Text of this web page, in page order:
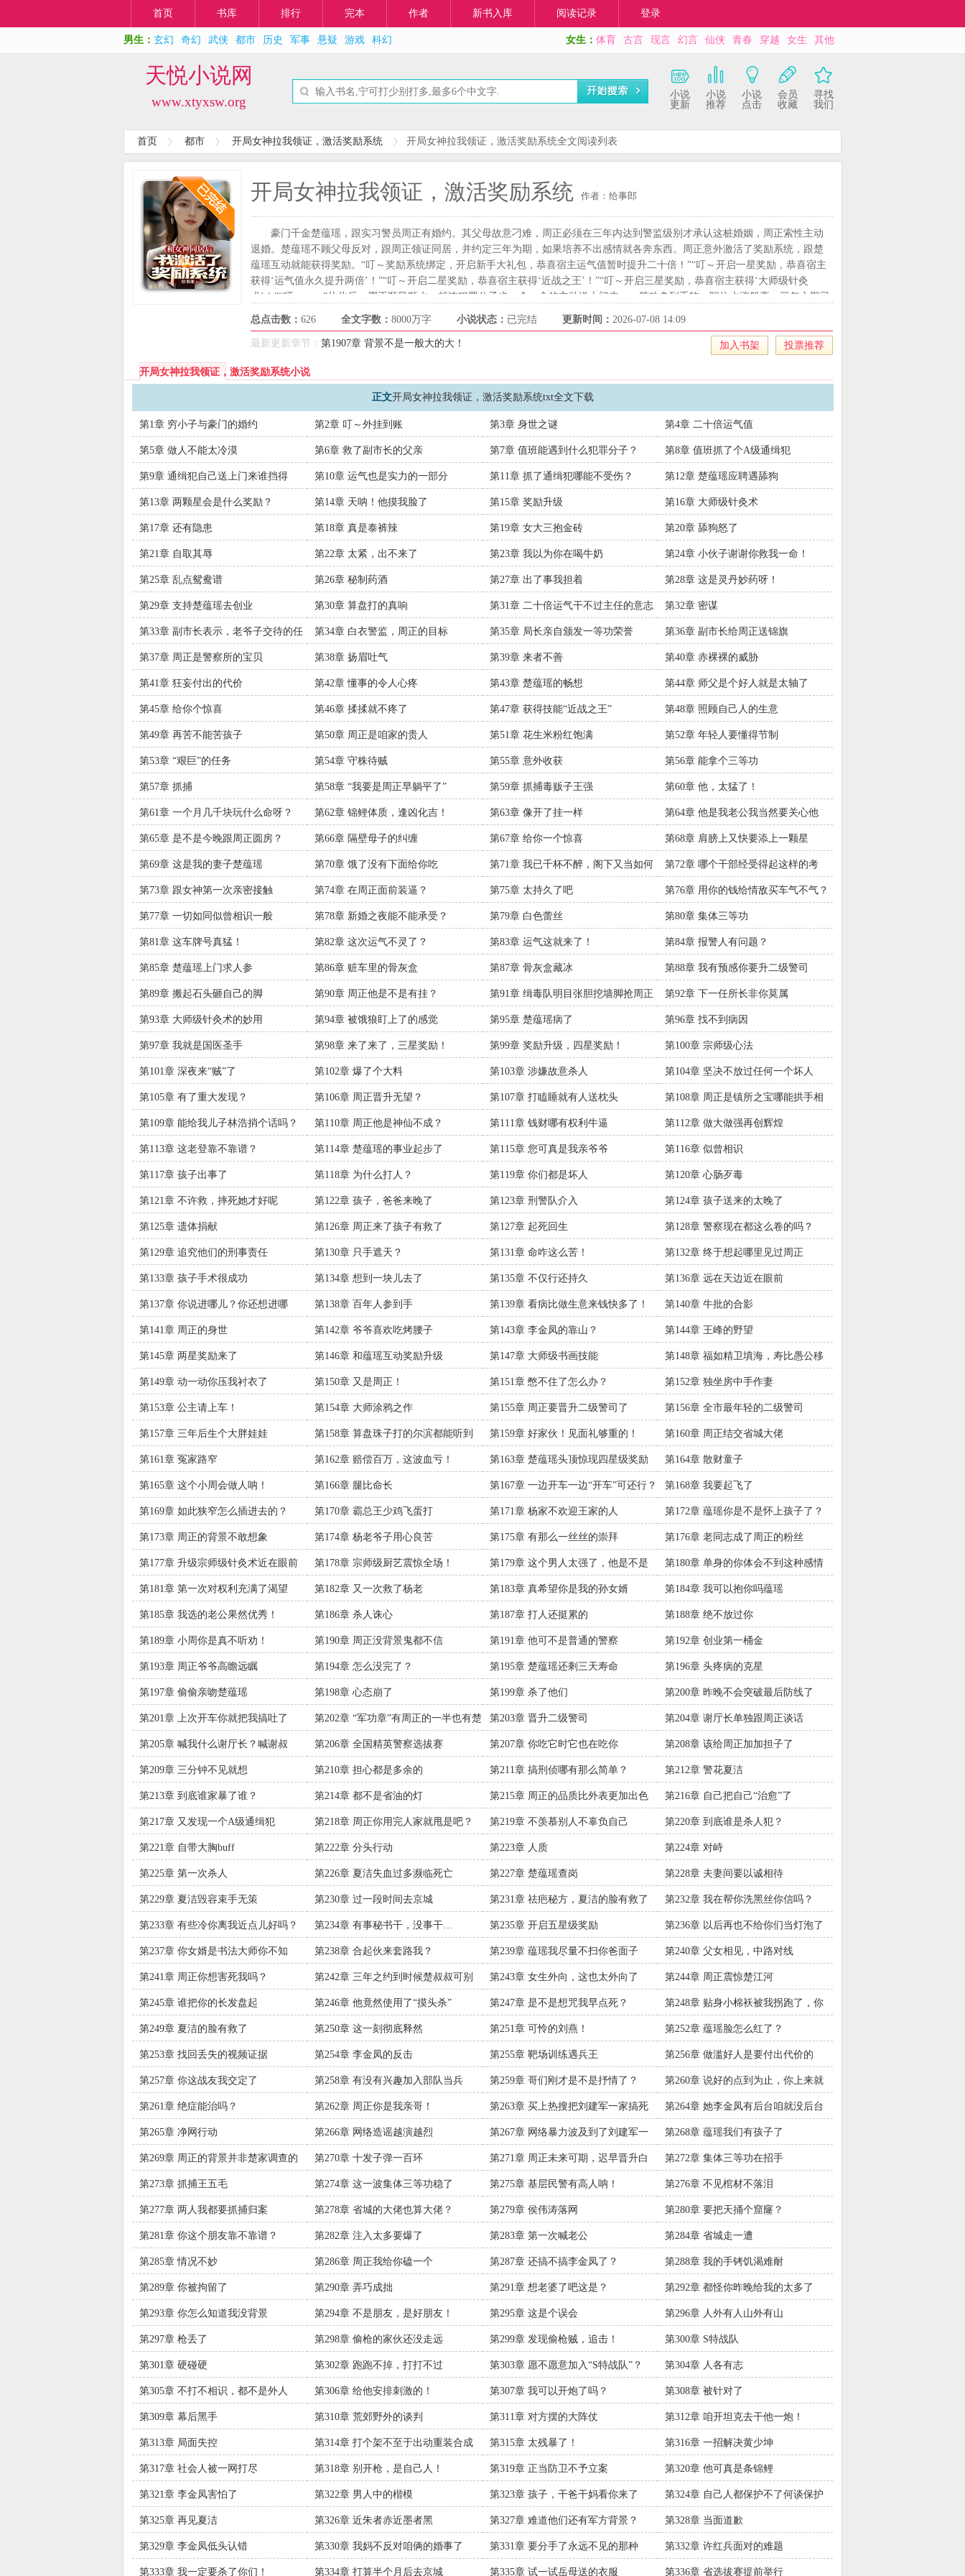
首页 书库 排行 完本 作者 新书入库 阅读记录 登录
男生： 玄幻 奇幻 武侠 都市 历史 军事 悬疑 游戏 科幻 女生： 体育 古言 现言 幻言 仙侠 青春 穿越 女生 其他
天悦小说网
www.xtyxsw.org
小说
更新
小说
推荐
小说
点击
会员
收藏
寻找
我们
首页 都市 开局女神拉我领证，激活奖励系统 开局女神拉我领证，激活奖励系统全文阅读列表
开局女神拉我领证，激活奖励系统 作者：给事郎
豪门千金楚蕴瑶，跟实习警员周正有婚约。其父母故意刁难，周正必须在三年内达到警监级别才承认这桩婚姻，周正索性主动
退婚。楚蕴瑶不顾父母反对，跟周正领证同居，并约定三年为期，如果培养不出感情就各奔东西。周正意外激活了奖励系统，跟楚
蕴瑶互动就能获得奖励。“叮～奖励系统绑定，开启新手大礼包，恭喜宿主运气值暂时提升二十倍！”“叮～开启一星奖励，恭喜宿主
获得‘运气值永久提升两倍’！”“叮～开启二星奖励，恭喜宿主获得‘近战之王’！”“叮～开启三星奖励，恭喜宿主获得‘大师级针灸
术’！”“叮～……”从此后，周正顺风顺水，就连犯罪分子也一个一个的主动送上门来，一等功拿到手软，职位水涨船高。三年之期已
到，周正带着怀着自己孩子的楚蕴瑶来到了楚家，白衬衣肩章上的松枝和十字星花熠熠生辉！楚蕴瑶的父母偶然得知周正真正的身
世，不禁更加震惊…
Tags：开局女神拉我领证，激活奖励系统、
、开局女神拉我领证，激活奖
激活奖励系统全文阅读
总点击数： 626 全文字数： 8000万字 小说状态： 已完结 更新时间： 2026-07-08 14:09
加入书架 投票推荐
最新更新章节： 第1907章 背景不是一般大的大！
开局女神拉我领证，激活奖励系统小说
正文开局女神拉我领证，激活奖励系统txt全文下载
第1章 穷小子与豪门的婚约 第2章 叮～外挂到账 第3章 身世之谜 第4章 二十倍运气值
第5章 做人不能太冷漠 第6章 救了副市长的父亲 第7章 值班能遇到什么犯罪分子？ 第8章 值班抓了个A级通缉犯
第9章 通缉犯自己送上门来谁挡得
住？
第10章 运气也是实力的一部分 第11章 抓了通缉犯哪能不受伤？ 第12章 楚蕴瑶应聘遇舔狗
第13章 两颗星会是什么奖励？ 第14章 天呐！他摸我脸了 第15章 奖励升级 第16章 大师级针灸术
第17章 还有隐患 第18章 真是泰裤辣 第19章 女大三抱金砖 第20章 舔狗怒了
第21章 自取其辱 第22章 太紧，出不来了 第23章 我以为你在喝牛奶 第24章 小伙子谢谢你救我一命！
第25章 乱点鸳鸯谱 第26章 秘制药酒 第27章 出了事我担着 第28章 这是灵丹妙药呀！
第29章 支持楚蕴瑶去创业 第30章 算盘打的真响 第31章 二十倍运气干不过主任的意志 第32章 密谋
第33章 副市长表示，老爷子交待的任
务一定完成
第34章 白衣警监，周正的目标 第35章 局长亲自颁发一等功荣誉 第36章 副市长给周正送锦旗
第37章 周正是警察所的宝贝 第38章 扬眉吐气 第39章 来者不善 第40章 赤裸裸的威胁
第41章 狂妄付出的代价 第42章 懂事的令人心疼 第43章 楚蕴瑶的畅想 第44章 师父是个好人就是太轴了
第45章 给你个惊喜 第46章 揉揉就不疼了 第47章 获得技能“近战之王” 第48章 照顾自己人的生意
第49章 再苦不能苦孩子 第50章 周正是咱家的贵人 第51章 花生米粉红饱满 第52章 年轻人要懂得节制
第53章 “艰巨”的任务 第54章 守株待贼 第55章 意外收获 第56章 能拿个三等功
第57章 抓捕 第58章 “我要是周正早躺平了” 第59章 抓捕毒贩子王强 第60章 他，太猛了！
第61章 一个月几千块玩什么命呀？ 第62章 锦鲤体质，逢凶化吉！ 第63章 像开了挂一样 第64章 他是我老公我当然要关心他
第65章 是不是今晚跟周正圆房？ 第66章 隔壁母子的纠缠 第67章 给你一个惊喜 第68章 肩膀上又快要添上一颗星
第69章 这是我的妻子楚蕴瑶 第70章 饿了没有下面给你吃
第71章 我已千杯不醉，阁下又当如何
应对？
第72章 哪个干部经受得起这样的考
验？
第73章 跟女神第一次亲密接触 第74章 在周正面前装逼？ 第75章 太持久了吧 第76章 用你的钱给情敌买车气不气？
第77章 一切如同似曾相识一般 第78章 新婚之夜能不能承受？ 第79章 白色蕾丝 第80章 集体三等功
第81章 这车牌号真猛！ 第82章 这次运气不灵了？ 第83章 运气这就来了！ 第84章 报警人有问题？
第85章 楚蕴瑶上门求人参 第86章 赃车里的骨灰盒 第87章 骨灰盒藏冰 第88章 我有预感你要升二级警司
第89章 搬起石头砸自己的脚 第90章 周正他是不是有挂？ 第91章 缉毒队明目张胆挖墙脚抢周正 第92章 下一任所长非你莫属
第93章 大师级针灸术的妙用 第94章 被饿狼盯上了的感觉 第95章 楚蕴瑶病了 第96章 找不到病因
第97章 我就是国医圣手 第98章 来了来了，三星奖励！ 第99章 奖励升级，四星奖励！ 第100章 宗师级心法
第101章 深夜来“贼”了 第102章 爆了个大料 第103章 涉嫌故意杀人 第104章 坚决不放过任何一个坏人
第105章 有了重大发现？ 第106章 周正晋升无望？ 第107章 打瞌睡就有人送枕头
第108章 周正是镇所之宝哪能拱手相
让
第109章 能给我儿子林浩捎个话吗？ 第110章 周正他是神仙不成？ 第111章 钱财哪有权利牛逼 第112章 做大做强再创辉煌
第113章 这老登靠不靠谱？ 第114章 楚蕴瑶的事业起步了 第115章 您可真是我亲爷爷 第116章 似曾相识
第117章 孩子出事了 第118章 为什么打人？ 第119章 你们都是坏人 第120章 心肠歹毒
第121章 不许救，摔死她才好呢 第122章 孩子，爸爸来晚了 第123章 刑警队介入 第124章 孩子送来的太晚了
第125章 遗体捐献 第126章 周正来了孩子有救了 第127章 起死回生 第128章 警察现在都这么卷的吗？
第129章 追究他们的刑事责任 第130章 只手遮天？ 第131章 命咋这么苦！ 第132章 终于想起哪里见过周正
第133章 孩子手术很成功 第134章 想到一块儿去了 第135章 不仅行还持久 第136章 远在天边近在眼前
第137章 你说进哪儿？你还想进哪
儿？
第138章 百年人参到手 第139章 看病比做生意来钱快多了！ 第140章 牛批的合影
第141章 周正的身世 第142章 爷爷喜欢吃烤腰子 第143章 李金凤的靠山？ 第144章 王峰的野望
第145章 两星奖励来了 第146章 和蕴瑶互动奖励升级 第147章 大师级书画技能
第148章 福如精卫填海，寿比愚公移
山
第149章 动一动你压我衬衣了 第150章 又是周正！ 第151章 憋不住了怎么办？ 第152章 独坐房中手作妻
第153章 公主请上车！ 第154章 大师涂鸦之作 第155章 周正要晋升二级警司了 第156章 全市最年轻的二级警司
第157章 三年后生个大胖娃娃 第158章 算盘珠子打的尔滨都能听到 第159章 好家伙！见面礼够重的！ 第160章 周正结交省城大佬
第161章 冤家路窄 第162章 赔偿百万，这波血亏！ 第163章 楚蕴瑶头顶惊现四星级奖励 第164章 散财童子
第165章 这个小周会做人呐！ 第166章 腿比命长 第167章 一边开车一边“开车”可还行？ 第168章 我要起飞了
第169章 如此狭窄怎么插进去的？ 第170章 霸总王少鸡飞蛋打 第171章 杨家不欢迎王家的人 第172章 蕴瑶你是不是怀上孩子了？
第173章 周正的背景不敢想象 第174章 杨老爷子用心良苦 第175章 有那么一丝丝的崇拜 第176章 老同志成了周正的粉丝
第177章 升级宗师级针灸术近在眼前 第178章 宗师级厨艺震惊全场！
第179章 这个男人太强了，他是不是
有挂？
第180章 单身的你体会不到这种感情
第181章 第一次对权利充满了渴望 第182章 又一次救了杨老 第183章 真希望你是我的孙女婿 第184章 我可以抱你吗蕴瑶
第185章 我选的老公果然优秀！ 第186章 杀人诛心 第187章 打人还挺累的 第188章 绝不放过你
第189章 小周你是真不听劝！ 第190章 周正没背景鬼都不信 第191章 他可不是普通的警察 第192章 创业第一桶金
第193章 周正爷爷高瞻远瞩 第194章 怎么没完了？ 第195章 楚蕴瑶还剩三天寿命 第196章 头疼病的克星
第197章 偷偷亲吻楚蕴瑶 第198章 心态崩了 第199章 杀了他们
第200章 昨晚不会突破最后防线了
吧？
第201章 上次开车你就把我搞吐了
第202章 “军功章”有周正的一半也有楚
蕴瑶的一半
第203章 晋升二级警司 第204章 谢厅长单独跟周正谈话
第205章 喊我什么谢厅长？喊谢叔
叔！
第206章 全国精英警察选拔赛 第207章 你吃它时它也在吃你 第208章 该给周正加加担子了
第209章 三分钟不见就想 第210章 担心都是多余的 第211章 搞刑侦哪有那么简单？ 第212章 警花夏洁
第213章 到底谁家暴了谁？ 第214章 都不是省油的灯 第215章 周正的品质比外表更加出色 第216章 自己把自己“治愈”了
第217章 又发现一个A级通缉犯 第218章 周正你用完人家就甩是吧？ 第219章 不羡慕别人不辜负自己 第220章 到底谁是杀人犯？
第221章 自带大胸buff 第222章 分头行动 第223章 人质 第224章 对峙
第225章 第一次杀人 第226章 夏洁失血过多濒临死亡 第227章 楚蕴瑶查岗 第228章 夫妻间要以诚相待
第229章 夏洁毁容束手无策 第230章 过一段时间去京城 第231章 祛疤秘方，夏洁的脸有救了 第232章 我在帮你洗黑丝你信吗？
第233章 有些冷你离我近点儿好吗？ 第234章 有事秘书干，没事干… 第235章 开启五星级奖励 第236章 以后再也不给你们当灯泡了
第237章 你女婿是书法大师你不知
道？
第238章 合起伙来套路我？ 第239章 蕴瑶我尽量不扫你爸面子 第240章 父女相见，中路对线
第241章 周正你想害死我吗？
第242章 三年之约到时候楚叔叔可别
食言
第243章 女生外向，这也太外向了
吧？
第244章 周正震惊楚江河
第245章 谁把你的长发盘起 第246章 他竟然使用了“摸头杀” 第247章 是不是想咒我早点死？
第248章 贴身小棉袄被我拐跑了，你
爸不急才怪！
第249章 夏洁的脸有救了 第250章 这一刻彻底释然 第251章 可怜的刘燕！ 第252章 蕴瑶脸怎么红了？
第253章 找回丢失的视频证据 第254章 李金凤的反击 第255章 靶场训练遇兵王 第256章 做滥好人是要付出代价的
第257章 你这战友我交定了
第258章 有没有兴趣加入部队当兵
王？
第259章 哥们刚才是不是抒情了？
第260章 说好的点到为止，你上来就
用大招？
第261章 绝症能治吗？ 第262章 周正你是我亲哥！
第263章 买上热搜把刘建军一家搞死
搞臭
第264章 她李金凤有后台咱就没后台
吗？
第265章 净网行动 第266章 网络造谣越演越烈
第267章 网络暴力波及到了刘建军一
家？
第268章 蕴瑶我们有孩子了
第269章 周正的背景并非楚家调查的
那样简单
第270章 十发子弹一百环
第271章 周正未来可期，迟早晋升白
衣警监
第272章 集体三等功在招手
第273章 抓捕王五毛 第274章 这一波集体三等功稳了 第275章 基层民警有高人呐！ 第276章 不见棺材不落泪
第277章 两人我都要抓捕归案 第278章 省城的大佬也算大佬？ 第279章 侯伟涛落网 第280章 要把天捅个窟窿？
第281章 你这个朋友靠不靠谱？ 第282章 注入太多要爆了 第283章 第一次喊老公 第284章 省城走一遭
第285章 情况不妙 第286章 周正我给你磕一个 第287章 还搞不搞李金凤了？ 第288章 我的手铐饥渴难耐
第289章 你被拘留了 第290章 弄巧成拙 第291章 想老婆了吧这是？ 第292章 都怪你昨晚给我的太多了
第293章 你怎么知道我没背景 第294章 不是朋友，是好朋友！ 第295章 这是个误会 第296章 人外有人山外有山
第297章 枪丢了 第298章 偷枪的家伙还没走远 第299章 发现偷枪贼，追击！ 第300章 S特战队
第301章 硬碰硬 第302章 跑跑不掉，打打不过 第303章 愿不愿意加入“S特战队”？ 第304章 人各有志
第305章 不打不相识，都不是外人 第306章 给他安排刺激的！ 第307章 我可以开炮了吗？ 第308章 被针对了
第309章 幕后黑手 第310章 荒郊野外的谈判 第311章 对方摆的大阵仗 第312章 咱开坦克去干他一炮！
第313章 局面失控
第314章 打个架不至于出动重装合成
旅吧？
第315章 太残暴了！ 第316章 一招解决黄少坤
第317章 社会人被一网打尽 第318章 别开枪，是自己人！ 第319章 正当防卫不予立案 第320章 他可真是条锦鲤
第321章 李金凤害怕了 第322章 男人中的楷模 第323章 孩子，干爸干妈看你来了
第324章 自己人都保护不了何谈保护
百姓？
第325章 再见夏洁 第326章 近朱者赤近墨者黑 第327章 难道他们还有军方背景？ 第328章 当面道歉
第329章 李金凤低头认错 第330章 我妈不反对咱俩的婚事了 第331章 要分手了永远不见的那种 第332章 许红兵面对的难题
第333章 我一定要杀了你们！ 第334章 打算半个月后去京城 第335章 试一试岳母送的衣服 第336章 省选拔赛提前举行